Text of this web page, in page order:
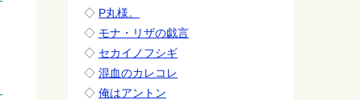
◇ P丸様。
◇ モナ・リザの戯言
◇ セカイノフシギ
◇ 混血のカレコレ
◇ 俺はアントン